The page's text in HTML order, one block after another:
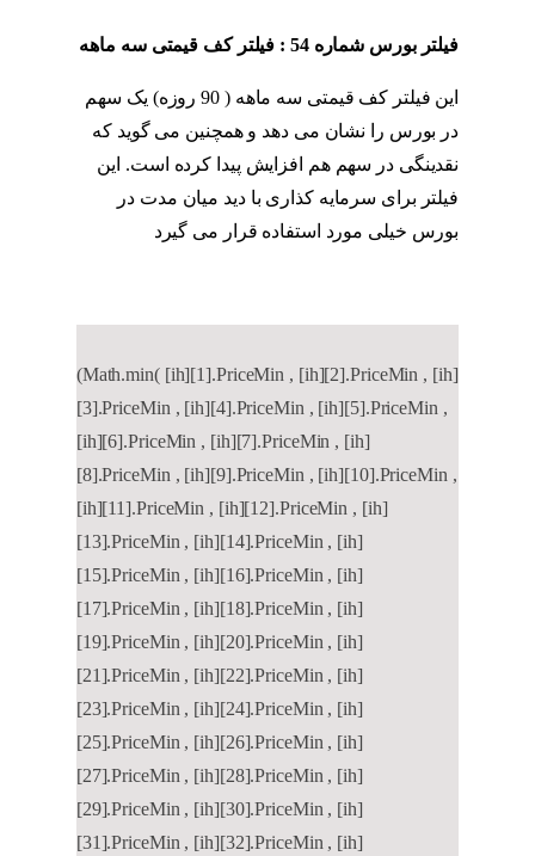
فیلتر بورس شماره 54 : فیلتر کف قیمتی سه ماهه
این فیلتر کف قیمتی سه ماهه ( 90 روزه) یک سهم
در بورس را نشان می دهد و همچنین می گوید که
نقدینگی در سهم هم افزایش پیدا کرده است. این
فیلتر برای سرمایه کذاری با دید میان مدت در
بورس خیلی مورد استفاده قرار می گیرد
(Math.min( [ih][1].PriceMin , [ih][2].PriceMin , [ih]
[3].PriceMin , [ih][4].PriceMin , [ih][5].PriceMin ,
[ih][6].PriceMin , [ih][7].PriceMin , [ih]
[8].PriceMin , [ih][9].PriceMin , [ih][10].PriceMin ,
[ih][11].PriceMin , [ih][12].PriceMin , [ih]
[13].PriceMin , [ih][14].PriceMin , [ih]
[15].PriceMin , [ih][16].PriceMin , [ih]
[17].PriceMin , [ih][18].PriceMin , [ih]
[19].PriceMin , [ih][20].PriceMin , [ih]
[21].PriceMin , [ih][22].PriceMin , [ih]
[23].PriceMin , [ih][24].PriceMin , [ih]
[25].PriceMin , [ih][26].PriceMin , [ih]
[27].PriceMin , [ih][28].PriceMin , [ih]
[29].PriceMin , [ih][30].PriceMin , [ih]
[31].PriceMin , [ih][32].PriceMin , [ih]